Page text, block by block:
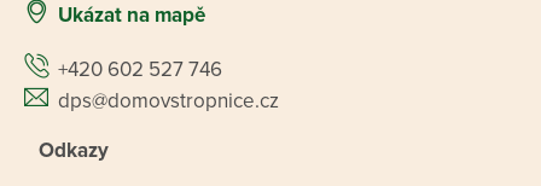
Ukázat na mapě
+420 602 527 746
dps@domovstropnice.cz
Odkazy